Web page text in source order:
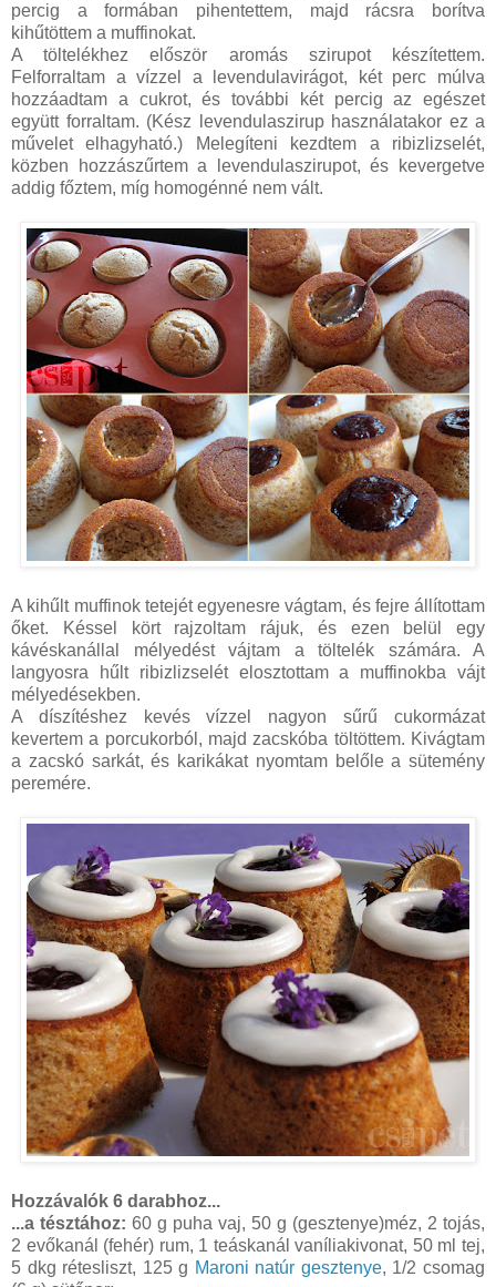
percig a formában pihentettem, majd rácsra borítva
kihűtöttem a muffino­kat.
A töltelékhez először aromás szirupot készítettem.
Felforraltam a vízzel a levendulavirágot, két perc múlva
hozzáadtam a cukrot, és további két percig az egészet
együtt forraltam. (Kész levendulaszirup használatakor ez a
művelet elhagyható.) Melegíteni kezdtem a ribizlizselét,
közben hozzászűrtem a leven­dulaszirupot, és kevergetve
addig főztem, míg homogénné nem vált.
A kihűlt muffinok tetejét egyenesre vágtam, és fejre állítottam
őket. Késsel kört rajzoltam rájuk, és ezen belül egy
kávéskanállal mélyedést vájtam a töltelék számára. A
langyosra hűlt ribizlizselét elosztottam a muffinokba vájt
mélye­désekben.
A díszítéshez kevés vízzel nagyon sűrű cukormázat
kevertem a porcukorból, majd zacskóba töltöttem. Kivágtam
a zacskó sarkát, és karikákat nyomtam belőle a sütemény
peremére.
Hozzávalók 6 darabhoz...
...a tésztához: 60 g puha vaj, 50 g (gesztenye)méz, 2 tojás,
2 evőkanál (fehér) rum, 1 teáskanál vaníliakivonat, 50 ml tej,
5 dkg rétesliszt, 125 g Maroni natúr gesztenye, 1/2 csomag